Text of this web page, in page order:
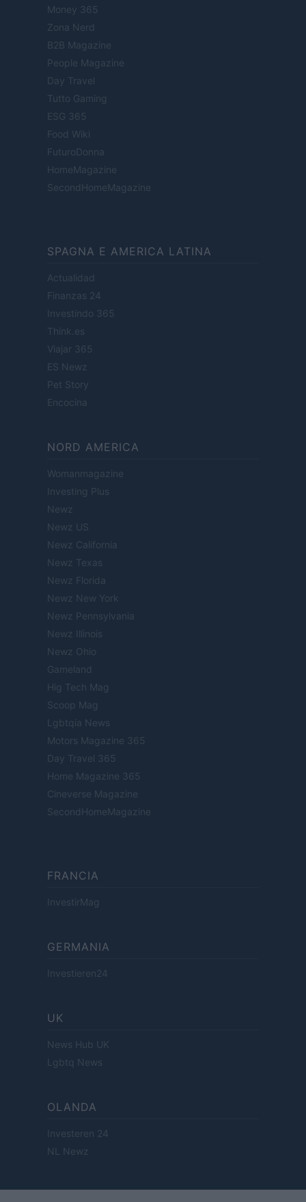
Money 365
Zona Nerd
B2B Magazine
People Magazine
Day Travel
Tutto Gaming
ESG 365
Food Wiki
FuturoDonna
HomeMagazine
SecondHomeMagazine
SPAGNA E AMERICA LATINA
Actualidad
Finanzas 24
Investindo 365
Think.es
Viajar 365
ES Newz
Pet Story
Encocina
NORD AMERICA
Womanmagazine
Investing Plus
Newz
Newz US
Newz California
Newz Texas
Newz Florida
Newz New York
Newz Pennsylvania
Newz Illinois
Newz Ohio
Gameland
Hig Tech Mag
Scoop Mag
Lgbtqia News
Motors Magazine 365
Day Travel 365
Home Magazine 365
Cineverse Magazine
SecondHomeMagazine
FRANCIA
InvestirMag
GERMANIA
Investieren24
UK
News Hub UK
Lgbtq News
OLANDA
Investeren 24
NL Newz